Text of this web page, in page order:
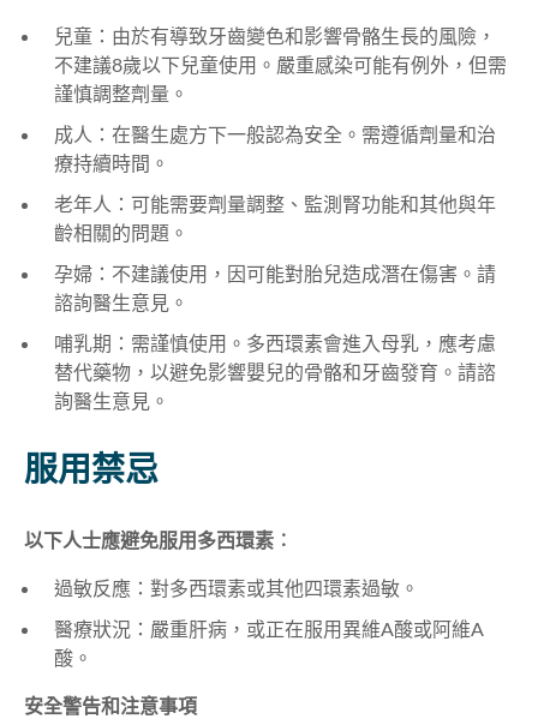
兒童：由於有導致牙齒變色和影響骨骼生長的風險，
不建議8歲以下兒童使用。嚴重感染可能有例外，但需
謹慎調整劑量。
成人：在醫生處方下一般認為安全。需遵循劑量和治
療持續時間。
老年人：可能需要劑量調整、監測腎功能和其他與年
齡相關的問題。
孕婦：不建議使用，因可能對胎兒造成潛在傷害。請
諮詢醫生意見。
哺乳期：需謹慎使用。多西環素會進入母乳，應考慮
替代藥物，以避免影響嬰兒的骨骼和牙齒發育。請諮
詢醫生意見。
服用禁忌
以下人士應避免服用多西環素︰
過敏反應：對多西環素或其他四環素過敏。
醫療狀況：嚴重肝病，或正在服用異維A酸或阿維A
酸。
安全警告和注意事項